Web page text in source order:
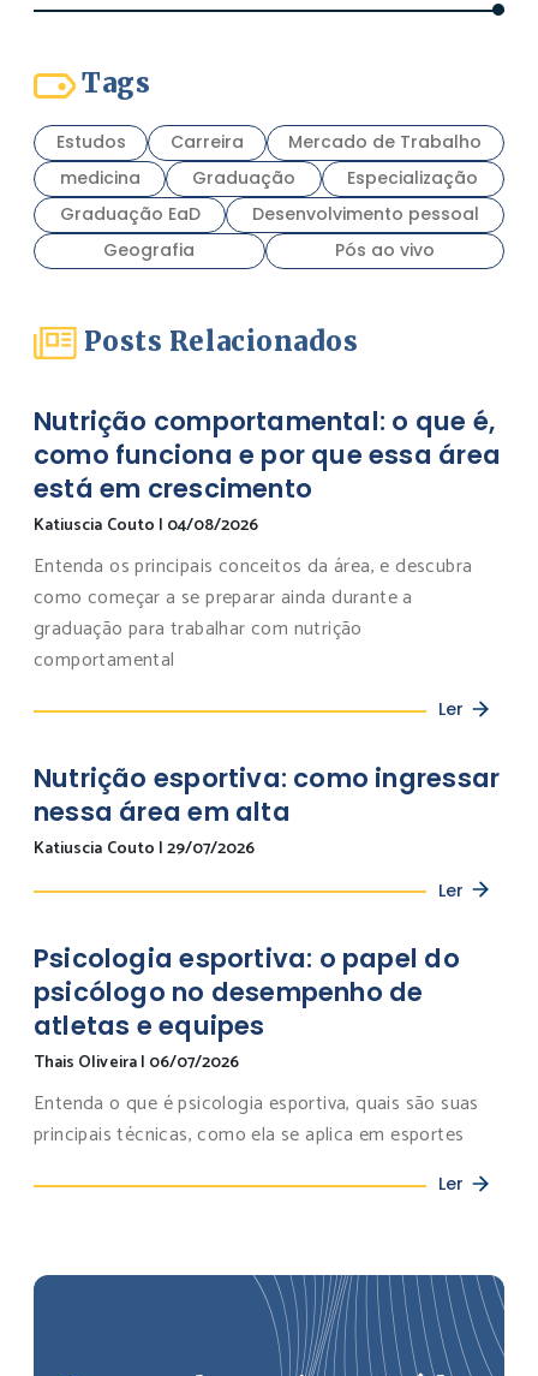
Tags
Estudos Carreira
Mercado de Trabalho
medicina
Graduação
Especialização
Graduação EaD
Desenvolvimento pessoal
Geografia
Pós ao vivo
Posts Relacionados
Nutrição comportamental: o que é,
como funciona e por que essa área
está em crescimento
Katiuscia Couto | 04/08/2026
Entenda os principais conceitos da área, e descubra
como começar a se preparar ainda durante a
graduação para trabalhar com nutrição
comportamental
Ler
Nutrição esportiva: como ingressar
nessa área em alta
Katiuscia Couto |29/07/2026
Ler
Psicologia esportiva: o papel do
psicólogo no desempenho de
atletas e equipes
Thais Oliveira| 06/07/2026
Entenda o que é psicologia esportiva, quais são suas
principais técnicas, como ela se aplica em esportes
Ler